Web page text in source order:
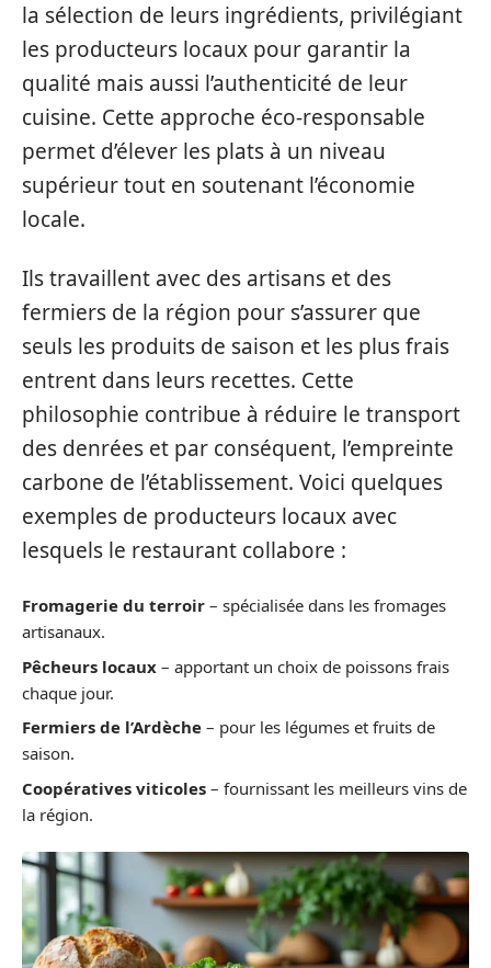
la sélection de leurs ingrédients, privilégiant
les producteurs locaux pour garantir la
qualité mais aussi l’authenticité de leur
cuisine. Cette approche éco-responsable
permet d’élever les plats à un niveau
supérieur tout en soutenant l’économie
locale.
Ils travaillent avec des artisans et des
fermiers de la région pour s’assurer que
seuls les produits de saison et les plus frais
entrent dans leurs recettes. Cette
philosophie contribue à réduire le transport
des denrées et par conséquent, l’empreinte
carbone de l’établissement. Voici quelques
exemples de producteurs locaux avec
lesquels le restaurant collabore :
Fromagerie du terroir – spécialisée dans les fromages
artisanaux.
Pêcheurs locaux – apportant un choix de poissons frais
chaque jour.
Fermiers de l’Ardèche – pour les légumes et fruits de
saison.
Coopératives viticoles – fournissant les meilleurs vins de
la région.